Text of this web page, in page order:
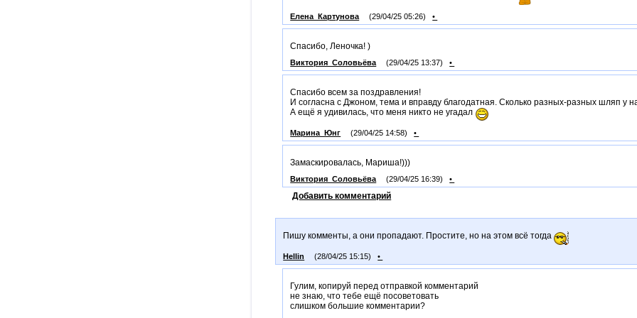
Елена_Картунова (29/04/25 05:26) •
Спасибо, Леночка! )
Виктория_Соловьёва (29/04/25 13:37) •
Спасибо всем за поздравления!
И согласна с Джоном, тема и вправду благодатная. Сколько разных-разных шляп у
А ещё я удивилась, что меня никто не угадал
Марина_Юнг (29/04/25 14:58) •
Замаскировалась, Мариша!)))
Виктория_Соловьёва (29/04/25 16:39) •
Добавить комментарий
Пишу комменты, а они пропадают. Простите, но на этом всё тогда
Hellin (28/04/25 15:15) •
Гулим, копируй перед отправкой комментарий
не знаю, что тебе ещё посоветовать
слишком большие комментарии?